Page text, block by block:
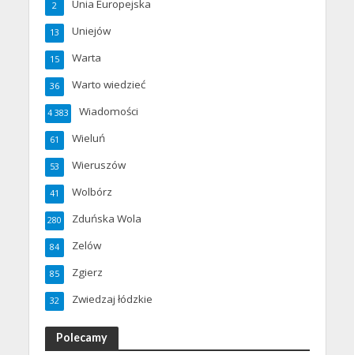
Unia Europejska
2
Uniejów
13
Warta
15
Warto wiedzieć
36
Wiadomości
4 383
Wieluń
61
Wieruszów
53
Wolbórz
41
Zduńska Wola
280
Zelów
84
Zgierz
85
Zwiedzaj łódzkie
32
Polecamy